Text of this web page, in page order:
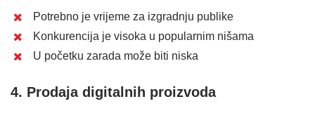
Potrebno je vrijeme za izgradnju publike
Konkurencija je visoka u popularnim nišama
U početku zarada može biti niska
4. Prodaja digitalnih proizvoda